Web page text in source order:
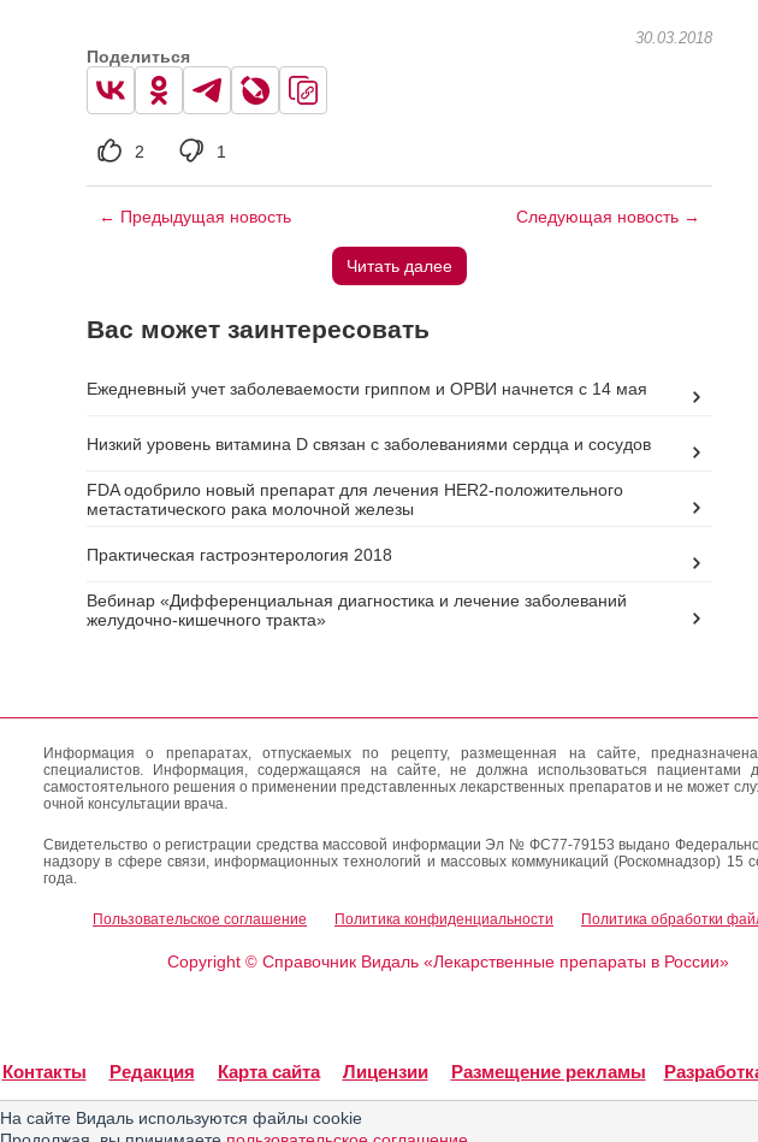
30.03.2018
Поделиться
2 1
← Предыдущая новость Следующая новость →
Читать далее
Вас может заинтересовать
Ежедневный учет заболеваемости гриппом и ОРВИ начнется с 14 мая
Низкий уровень витамина D связан с заболеваниями сердца и сосудов
FDA одобрило новый препарат для лечения HER2-положительного
метастатического рака молочной железы
Практическая гастроэнтерология 2018
Вебинар «Дифференциальная диагностика и лечение заболеваний
желудочно-кишечного тракта»
Информация о препаратах, отпускаемых по рецепту, размещенная на сайте,
специалистов. Информация, содержащаяся на сайте, не должна использоваться пациентами
самостоятельного решения о применении представленных лекарственных препаратов и не может
очной консультации врача.
Свидетельство о регистрации средства массовой информации Эл № ФС77-79153 выдано
надзору в сфере связи, информационных технологий и массовых коммуникаций (Роскомнадзор) 15
года.
Пользовательское соглашение Политика конфиденциальности Политика обработки
Copyright ©Справочник Видаль «Лекарственные препараты в России»
Контакты Редакция Карта сайта Лицензии Размещение рекламы
На сайте Видаль используются файлы cookie